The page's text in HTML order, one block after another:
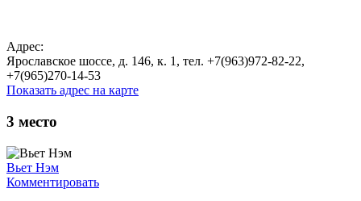
Адрес:
Ярославское шоссе, д. 146, к. 1, тел. +7(963)972-82-22,
+7(965)270-14-53
Показать адрес на карте
3 место
Вьет Нэм
Комментировать